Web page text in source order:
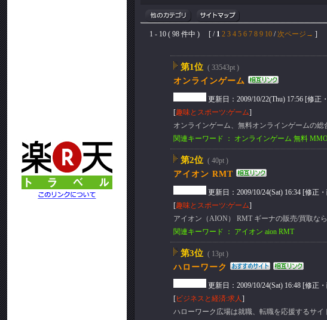
1 - 10 ( 98 件中 ) [ / 1 2 3 4 5 6 7 8 9 10 / 次ページ→ ]
第1位 ( 33543pt )
オンラインゲーム
更新日：2009/10/22(Thu) 17:56 [修正
[趣味とスポーツ:ゲーム]
オンラインゲーム、無料オンラインゲームの
関連キーワード ： オンラインゲーム 無料
第2位 ( 40pt )
アイオン RMT
更新日：2009/10/24(Sat) 16:34 [修正
[趣味とスポーツ:ゲーム]
アイオン（AION） RMT ギーナの販売/買取な
関連キーワード ： アイオン aion RMT
第3位 ( 13pt )
ハローワーク
更新日：2009/10/24(Sat) 16:48 [修正
[ビジネスと経済:求人]
ハローワーク広場は就職、転職を応援するサ